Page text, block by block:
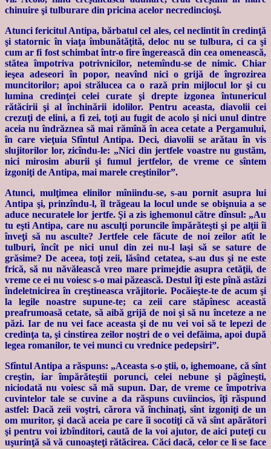
chinuire şi tulburare din pricina acelor necredincioşi.
Atunci fericitul Antipa, bărbatul cel ales, cel neclintit în credinţă
şi statornic în viaţa îmbunătăţită, deloc nu se tulbura, ci ca şi
cum ar fi fost schimbat într-o fire îngerească din cea omenească,
stătea împotriva potrivnicilor, netemîndu-se de nimic. Chiar
ieşea adeseori în popor, neavînd nici o grijă de îngrozirea
muncitorilor; apoi strălucea ca o rază prin mijlocul lor şi cu
lumina credinţei celei curate şi drepte izgonea întunericul
rătăcirii şi al închinării idolilor. Pentru aceasta, diavolii cei
crezuţi de elini, a fi zei, toţi au fugit de acolo şi nici unul dintre
aceia nu îndrăznea să mai rămînă în acea cetate a Pergamului,
în care vieţuia Sfîntul Antipa. Deci, diavolii se arătau în vis
slujitorilor lor, zicîndu-le: „Nici din jertfele voastre nu gustăm,
nici mirosim aburii şi fumul jertfelor, de vreme ce sîntem
izgoniţi de Antipa, mai marele creştinilor”.
Atunci, mulţimea elinilor mîniindu-se, s-au pornit asupra lui
Antipa şi, prinzîndu-l, îl trăgeau la locul unde se obişnuia a se
aduce necuratele lor jertfe. Şi a zis ighemonul către dînsul: „Au
tu eşti Antipa, care nu asculţi poruncile împărăteşti şi pe alţii îi
înveţi să nu asculte? Jertfele cele făcute de noi zeilor atît le
tulburi, încît pe nici unul din zei nu-l laşi să se sature de
grăsime? De aceea, toţi zeii, lăsînd cetatea, s-au dus şi ne este
frică, să nu năvălească vreo mare primejdie asupra cetăţii, de
vreme ce ei nu voiesc s-o mai păzească. Destul îţi este pînă astăzi
îndeletnicirea în creştineasca vrăjitorie. Pocăieşte-te de acum şi
la legile noastre supune-te; ca zeii care stăpînesc această
preafrumoasă cetate, să aibă grijă de noi şi să nu înceteze a ne
păzi. Iar de nu vei face aceasta şi de nu vei voi să te lepezi de
credinţa ta, şi cinstirea zeilor noştri de o vei defăima, apoi după
legea romanilor, te vei munci cu vrednice pedepsiri”.
Sfîntul Antipa a răspuns: „Aceasta s-o ştii, o, ighemoane, că sînt
creştin, iar împărăteştii porunci, celei nebune şi păgîneşti,
niciodată nu voiesc să mă supun. Dar, de vreme ce împotriva
cuvintelor tale se cuvine a da răspuns cuviincios, îţi răspund
astfel: Dacă zeii voştri, cărora vă închinaţi, sînt izgoniţi de un
om muritor, şi dacă aceia pe care îi socotiţi că vă sînt apărători
şi pentru voi izbînditori, caută de la voi ajutor, de aici puteţi cu
uşurinţă să vă cunoaşteţi rătăcirea. Căci dacă, celor ce li se face